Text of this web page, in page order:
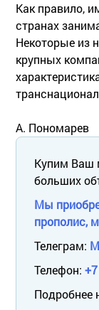
Как правило,
странах
Некоторые из
крупных
А. Пономарев
Купим Ваш
больших
Мы
прополис,
Телеграм:
Телефон:
Подробнее